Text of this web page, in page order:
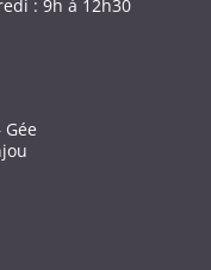
: 9h à 12h30